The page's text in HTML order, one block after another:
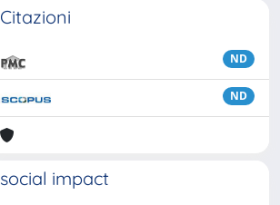
Citazioni
ND
ND
social impact